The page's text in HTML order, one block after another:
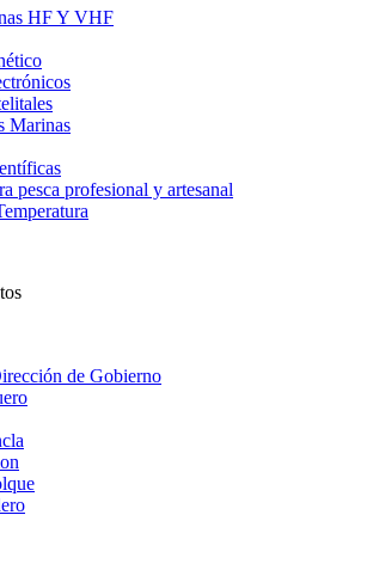
HF Y VHF
Marinas
pesca profesional y artesanal
de Gobierno